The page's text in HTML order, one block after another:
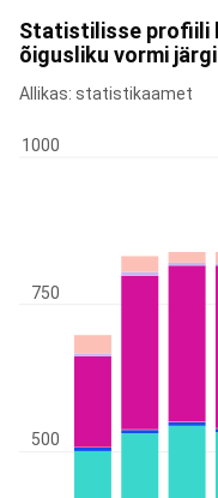
Statistilisse profiili
õigusliku vormi
Allikas: statistikaamet
500
750
1000